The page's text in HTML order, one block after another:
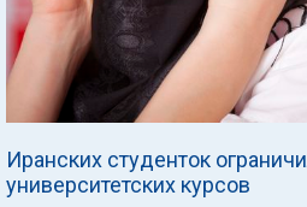
Иранских студенток
университетских курсов